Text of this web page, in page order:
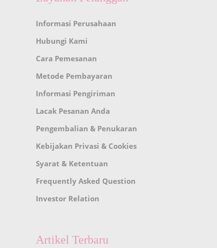
Informasi Perusahaan
Hubungi Kami
Cara Pemesanan
Metode Pembayaran
Informasi Pengiriman
Lacak Pesanan Anda
Pengembalian & Penukaran
Kebijakan Privasi & Cookies
Syarat & Ketentuan
Frequently Asked Question
Investor Relation
Artikel Terbaru